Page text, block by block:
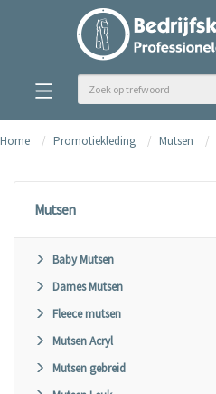
Home Promotiekleding Mutsen
Mutsen
Baby Mutsen
Dames Mutsen
Fleece mutsen
Mutsen Acryl
Mutsen gebreid